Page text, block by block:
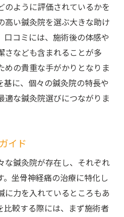
のように評価されているかを
高い鍼灸院を選ぶ大きな助け
口コミには、施術後の体感や
さなども含まれることが多
めの貴重な手がかりとなりま
に、個々の鍼灸院の特長や
な鍼灸院選びにつながりま
イド
な鍼灸院が存在し、それぞれ
坐骨神経痛の治療に特化し
に力を入れているところもあ
比較する際には、まず施術者